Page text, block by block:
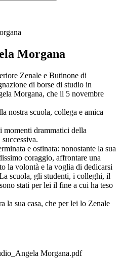
Morgana
Zenale e Butinone di
di borse di studio in
Morgana, che il 5 novembre
nostra scuola, collega e amica
momenti drammatici della
e ostinata: nonostante la sua
coraggio, affrontare una
la volontà e la voglia di dedicarsi
scuola, gli studenti, i colleghi, il
stati per lei il fine a cui ha teso
la sua casa, che per lei lo Zenale
Morgana.pdf